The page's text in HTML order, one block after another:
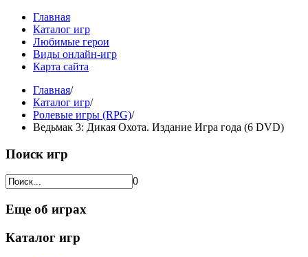
Главная
Каталог игр
Любимые герои
Виды онлайн-игр
Карта сайта
Главная/
Каталог игр/
Ролевые игры (RPG)/
Ведьмак 3: Дикая Охота. Издание Игра года (6 DVD)
Поиск игр
0
Еще об играх
Каталог игр